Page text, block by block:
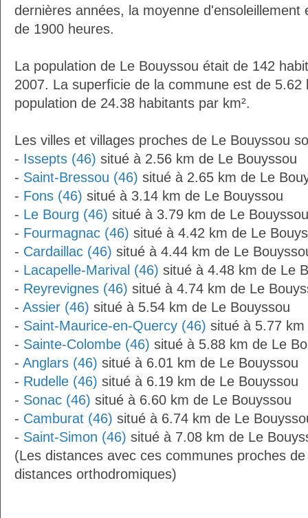
dernières années, la moyenne d'ensoleillement
de 1900 heures.
La population de Le Bouyssou était de 142
2007. La superficie de la commune est de 5.62
population de 24.38 habitants par km².
Les villes et villages proches de Le Bouyssou
- Issepts (46) situé à 2.56 km de Le Bouyssou
- Saint-Bressou (46) situé à 2.65 km de Le
- Fons (46) situé à 3.14 km de Le Bouyssou
- Le Bourg (46) situé à 3.79 km de Le Bouyssou
- Fourmagnac (46) situé à 4.42 km de Le
- Cardaillac (46) situé à 4.44 km de Le
- Lacapelle-Marival (46) situé à 4.48 km de Le
- Reyrevignes (46) situé à 4.74 km de Le
- Assier (46) situé à 5.54 km de Le Bouyssou
- Saint-Maurice-en-Quercy (46) situé à 5.77
- Sainte-Colombe (46) situé à 5.88 km de Le
- Anglars (46) situé à 6.01 km de Le Bouyssou
- Rudelle (46) situé à 6.19 km de Le Bouyssou
- Sonac (46) situé à 6.60 km de Le Bouyssou
- Camburat (46) situé à 6.74 km de Le
- Saint-Simon (46) situé à 7.08 km de Le
(Les distances avec ces communes proches
distances orthodromiques)